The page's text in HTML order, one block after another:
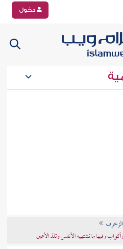
دخول
وفيها ما تشتهيه الأنفس وتلذ الأعين